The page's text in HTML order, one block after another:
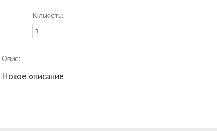
Кількість:
Опис:
Новое описание